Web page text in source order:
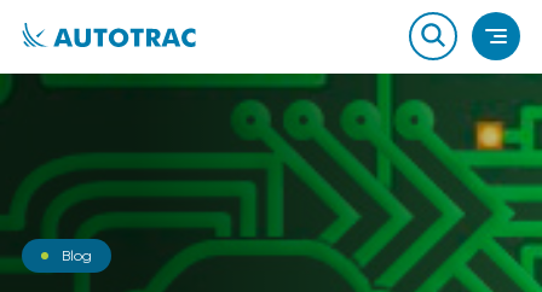
Notícias
Blog